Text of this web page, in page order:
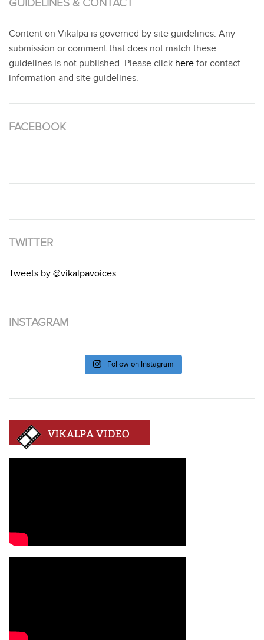
GUIDELINES & CONTACT
Content on Vikalpa is governed by site guidelines. Any
submission or comment that does not match these
guidelines is not published. Please click here for contact
information and site guidelines.
FACEBOOK
TWITTER
Tweets by @vikalpavoices
INSTAGRAM
Follow on Instagram